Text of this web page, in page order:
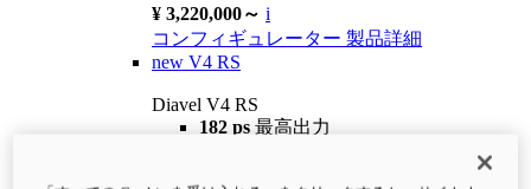
¥ 3,220,000～ i
コンフィギュレーター 製品詳細
new V4 RS
Diavel V4 RS
182 ps 最高出力